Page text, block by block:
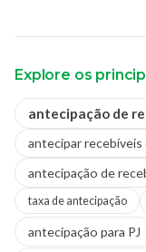
Explore os
antecipação de
antecipar recebíveis
antecipação de
taxa de antecipação
antecipação para PJ